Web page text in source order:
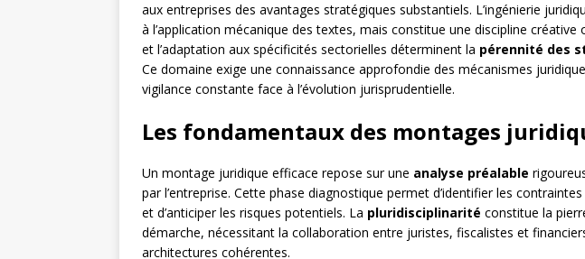
aux entreprises des avantages stratégiques substantiels. L’ingénierie
à l’application mécanique des textes, mais constitue une discipline créative
et l’adaptation aux spécificités sectorielles déterminent la pérennité des
Ce domaine exige une connaissance approfondie des mécanismes
vigilance constante face à l’évolution jurisprudentielle.
Les fondamentaux des montages
Un montage juridique efficace repose sur une analyse préalable
par l’entreprise. Cette phase diagnostique permet d’identifier les
et d’anticiper les risques potentiels. La pluridisciplinarité constitue la
démarche, nécessitant la collaboration entre juristes, fiscalistes et
architectures cohérentes.